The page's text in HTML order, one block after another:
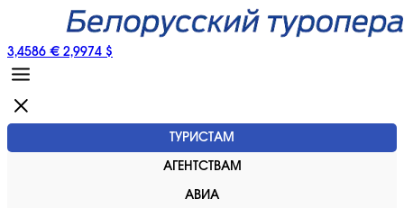
3,4586 € 2,9974 $
ТУРИСТАМ
АГЕНТСТВАМ
АВИА